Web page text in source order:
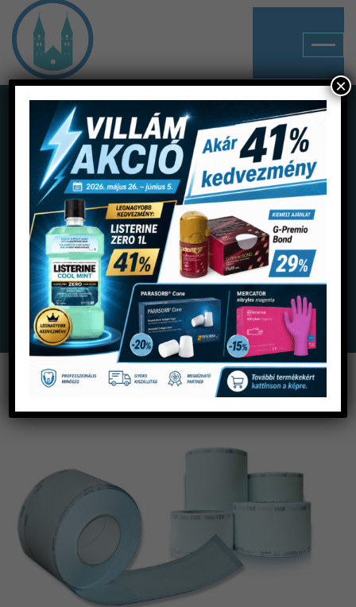
Shop
Home Termékek
Fertőtlenítés
Sterilizáló fóliák
Autokláv tekercs 5 cm Steribest
×